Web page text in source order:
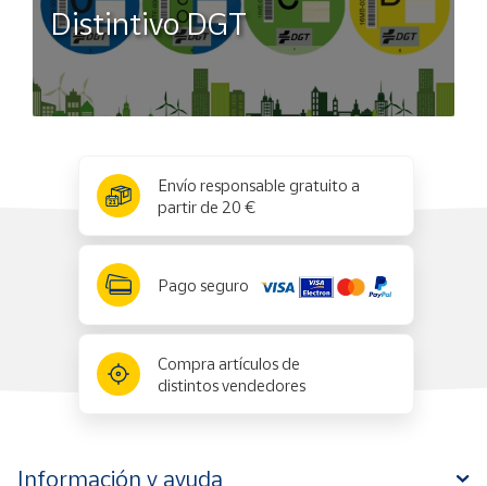
Distintivo DGT
Envío responsable gratuito a
partir de 20 €
Pago seguro
Compra artículos de
distintos vendedores
Información y ayuda